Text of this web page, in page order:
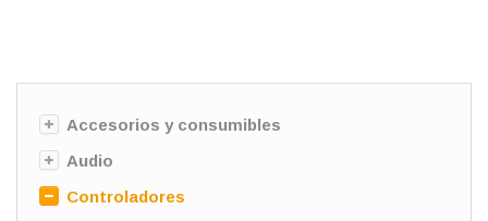
Accesorios y consumibles
Audio
Controladores